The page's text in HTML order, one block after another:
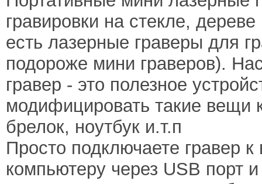
гравировки на стекле,
есть лазерные граверы для
подороже мини граверов).
гравер - это полезное
модифицировать такие
брелок, ноутбук и.т.п
Просто подключаете гравер
компьютеру через USB порт